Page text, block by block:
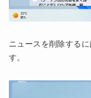
ニュースを削除する
す。